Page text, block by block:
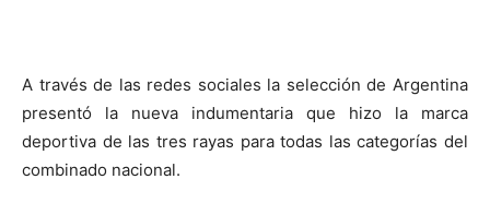
A través de las redes sociales la selección de Argentina
presentó la nueva indumentaria que hizo la marca
deportiva de las tres rayas para todas las categorías del
combinado nacional.